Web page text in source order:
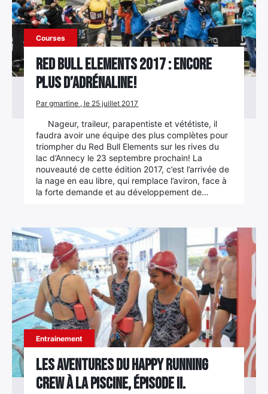
Courses
Red Bull Elements 2017 : encore
plus d’adrénaline!
Par gmartine , le 25 juillet 2017
Nageur, traileur, parapentiste et vététiste, il
faudra avoir une équipe des plus complètes pour
triompher du Red Bull Elements sur les rives du
lac d’Annecy le 23 septembre prochain! La
nouveauté de cette édition 2017, c’est l’arrivée de
la nage en eau libre, qui remplace l’aviron, face à
la forte demande et au développement de…
Entrainement
Les aventures du Happy Running
Crew à la piscine, épisode II.